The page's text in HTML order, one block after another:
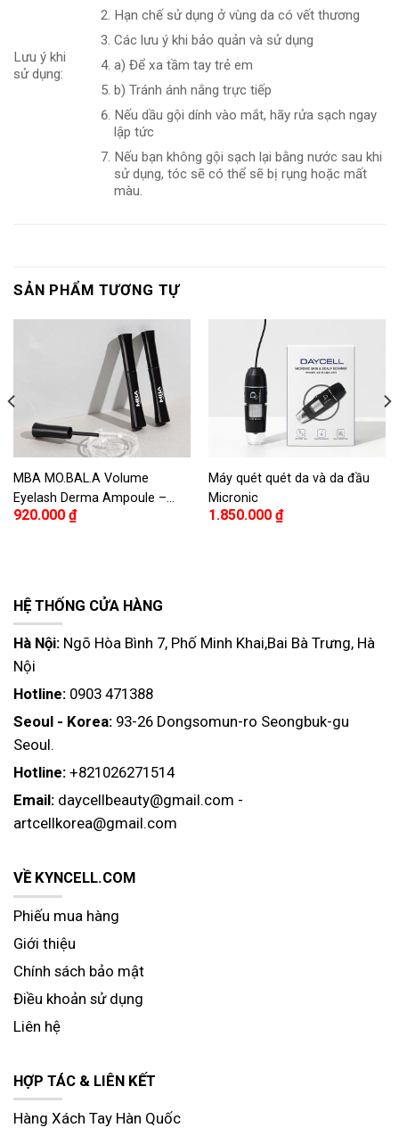
Lưu ý khi
sử dụng:
Hạn chế sử dụng ở vùng da có vết thương
Các lưu ý khi bảo quản và sử dụng
a) Để xa tầm tay trẻ em
b) Tránh ánh nắng trực tiếp
Nếu dầu gội dính vào mắt, hãy rửa sạch ngay
lập tức
Nếu bạn không gội sạch lại bằng nước sau khi
sử dụng, tóc sẽ có thể sẽ bị rụng hoặc mất
màu.
SẢN PHẨM TƯƠNG TỰ
MBA MO.BAL.A Volume
Eyelash Derma Ampoule –
Tinh chất dưỡng mi MBA
920.000 ₫
Máy quét quét da và da đầu
Micronic
1.850.000 ₫
HỆ THỐNG CỬA HÀNG
Hà Nội: Ngõ Hòa Bình 7, Phố Minh Khai,Bai Bà Trưng, Hà
Nội
Hotline: 0903 471388
Seoul - Korea: 93-26 Dongsomun-ro Seongbuk-gu
Seoul.
Hotline: +821026271514
Email: daycellbeauty@gmail.com -
artcellkorea@gmail.com
VỀ KYNCELL.COM
Phiếu mua hàng
Giới thiệu
Chính sách bảo mật
Điều khoản sử dụng
Liên hệ
HỢP TÁC & LIÊN KẾT
Hàng Xách Tay Hàn Quốc